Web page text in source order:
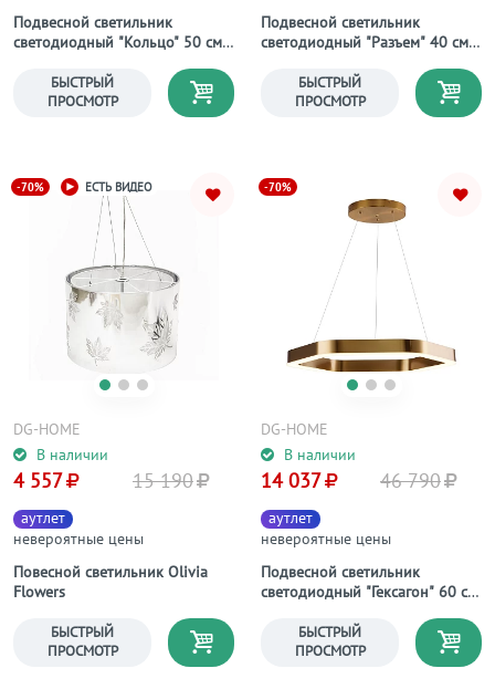
Подвесной светильник
светодиодный "Кольцо" 50 см
БЫСТРЫЙ
ПРОСМОТР
Подвесной светильник
светодиодный "Разъем" 40 см
БЫСТРЫЙ
ПРОСМОТР
-70% ЕСТЬ ВИДЕО
В наличии
DG-HOME
Повесной светильник Olivia
Flowers
аутлет
невероятные цены
4 557 15 190
БЫСТРЫЙ
ПРОСМОТР
-70%
В наличии
DG-HOME
Подвесной светильник
светодиодный "Гексагон" 60 см
аутлет
невероятные цены
14 037 46 790
БЫСТРЫЙ
ПРОСМОТР